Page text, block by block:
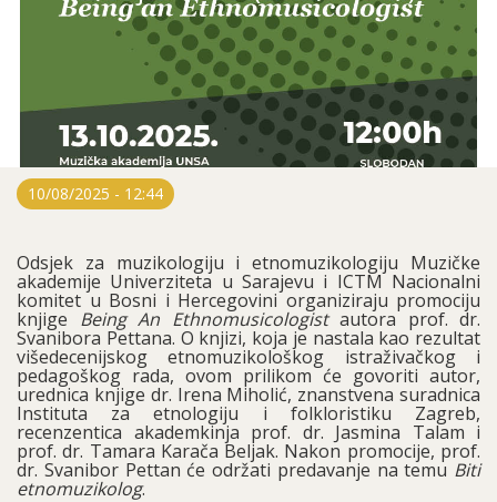
10/08/2025 - 12:44
Odsjek za muzikologiju i etnomuzikologiju Muzičke
akademije Univerziteta u Sarajevu i ICTM Nacionalni
komitet u Bosni i Hercegovini organiziraju promociju
knjige Being An Ethnomusicologistautora prof. dr.
Svanibora Pettana. O knjizi, koja je nastala kao rezultat
višedecenijskog etnomuzikološkog istraživačkog i
pedagoškog rada, ovom prilikom će govoriti autor,
urednica knjige dr. Irena Miholić, znanstvena suradnica
Instituta za etnologiju i folkloristiku Zagreb,
recenzentica akademkinja prof. dr. Jasmina Talam i
prof. dr. Tamara Karača Beljak. Nakon promocije, prof.
dr. Svanibor Pettan će održati predavanje na temu Biti
etnomuzikolog.